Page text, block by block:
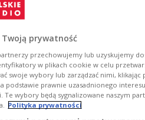
Soldat an
Grenze
RMF FM berichtete als
Mann zivil gekleidet
Twoją prywatność
przechowujemy lub uzyskujemy
w plikach cookie w celu
swoje wybory lub zarządzać nimi,
podstawie prawnie uzasadnionego
Te wybory będą sygnalizowane naszym
Polityka prywatności